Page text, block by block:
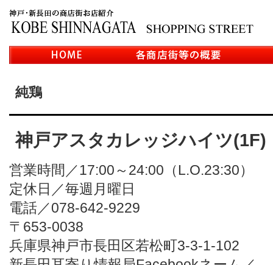
純鶏
神戸アスタカレッジハイツ(1F)
営業時間／17:00～24:00（L.O.23:30）
定休日／毎週月曜日
電話／078-642-9229
〒653-0038
兵庫県神戸市長田区若松町3-3-1-102